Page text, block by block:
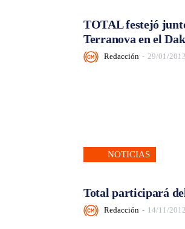
TOTAL festejó
Terranova en el
Redacción - 29/01/2013
NOTICIAS
Total participará
Redacción - 14/11/2012